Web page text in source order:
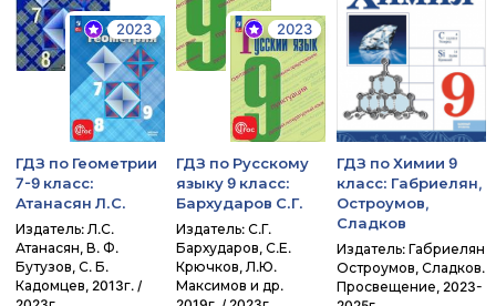
2023
ГДЗ по Геометрии
7-9 класс:
Атанасян Л.С.
Издатель: Л.С.
Атанасян, В. Ф.
Бутузов, С. Б.
Кадомцев, 2013г. /
2023
ГДЗ по Русскому
языку 9 класс:
Бархударов С.Г.
Издатель: С.Г.
Бархударов, С.Е.
Крючков, Л.Ю.
Максимов и др.
ГДЗ по Химии 9
класс: Габриелян,
Остроумов,
Сладков
Издатель: Габриелян
Остроумов, Сладков.
Просвещение, 2023-